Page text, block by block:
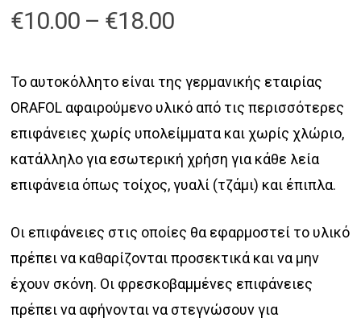
€10.00 – €18.00Price
through
€18.00
Το αυτοκόλλητο είναι της γερμανικής εταιρίας
ORAFOL αφαιρούμενο υλικό από τις περισσότερες
επιφάνειες χωρίς υπολείμματα και χωρίς χλώριο,
κατάλληλο για εσωτερική χρήση για κάθε λεία
επιφάνεια όπως τοίχος, γυαλί (τζάμι) και έπιπλα.
Οι επιφάνειες στις οποίες θα εφαρμοστεί το υλικό
πρέπει να καθαρίζονται προσεκτικά και να μην
έχουν σκόνη. Οι φρεσκοβαμμένες επιφάνειες
πρέπει να αφήνονται να στεγνώσουν για